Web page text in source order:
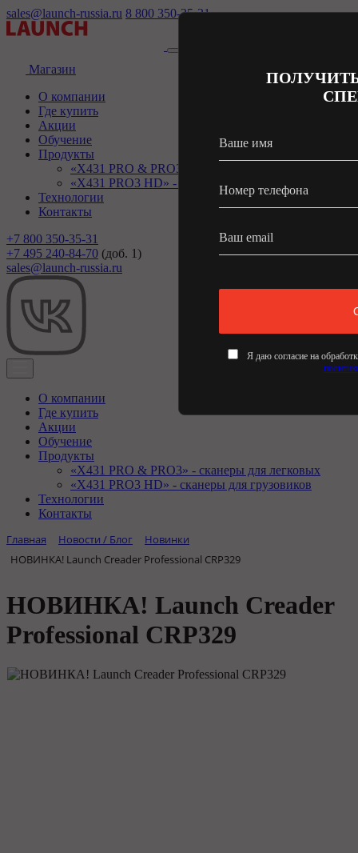
sales@launch-russia.ru 8 800 350-35-31
Магазин
О компании
Где купить
Акции
Обучение
Продукты
«X431 PRO & PRO3» - сканеры для легковых
«X431 PRO3 HD» - сканеры для грузовиков
Технологии
Контакты
+7 800 350-35-31
+7 495 240-84-70 (доб. 1)
sales@launch-russia.ru
О компании
Где купить
Акции
Обучение
Продукты
«X431 PRO & PRO3» - сканеры для легковых
«X431 PRO3 HD» - сканеры для грузовиков
Технологии
Контакты
Главная Новости / Блог
Новинки
НОВИНКА! Launch Creader Professional CRP329
НОВИНКА! Launch Creader
Professional CRP329
Ваше имя
Номер телефона
Ваш email
Я даю согласие на